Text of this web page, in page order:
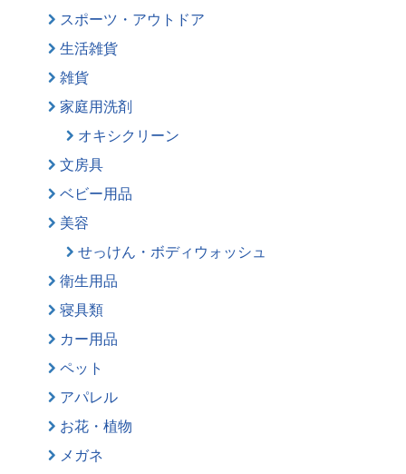
スポーツ・アウトドア
生活雑貨
雑貨
家庭用洗剤
オキシクリーン
文房具
ベビー用品
美容
せっけん・ボディウォッシュ
衛生用品
寝具類
カー用品
ペット
アパレル
お花・植物
メガネ